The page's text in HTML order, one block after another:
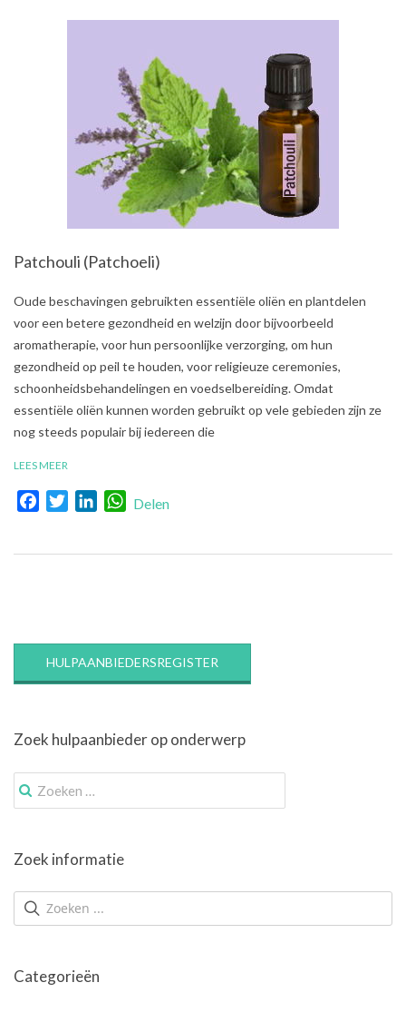
Patchouli (Patchoeli)
2021-
Oude beschavingen gebruikten essentiële oliën en plantdelen
voor een betere gezondheid en welzijn door bijvoorbeeld
aromatherapie, voor hun persoonlijke verzorging, om hun
gezondheid op peil te houden, voor religieuze ceremonies,
schoonheidsbehandelingen en voedselbereiding. Omdat
essentiële oliën kunnen worden gebruikt op vele gebieden zijn ze
nog steeds populair bij iedereen die
LEES MEER
FacebookTwitterLinkedInWhatsApp
Delen
HULPAANBIEDERSREGISTER
Zoek hulpaanbieder op onderwerp
Zoek
Zoek informatie
Categorieën